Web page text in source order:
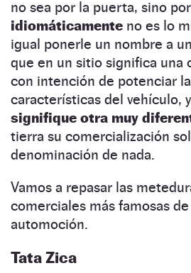
no sea por la puerta, sino
idiomáticamente no es lo
igual ponerle un nombre a
que en un sitio significa una
con intención de potenciar
características del vehículo,
signifique otra muy
tierra su comercialización
denominación de nada.
Vamos a repasar las
comerciales más famosas
automoción.
Tata Zica